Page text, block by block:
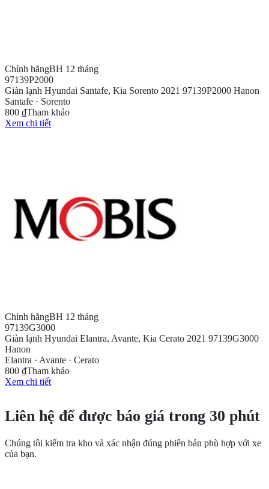
Chính hãngBH 12 tháng
97139P2000
Giàn lạnh Hyundai Santafe, Kia Sorento 2021 97139P2000 Hanon
Santafe · Sorento
800 ₫Tham khảo
Xem chi tiết
Chính hãngBH 12 tháng
97139G3000
Giàn lạnh Hyundai Elantra, Avante, Kia Cerato 2021 97139G3000
Hanon
Elantra · Avante · Cerato
800 ₫Tham khảo
Xem chi tiết
Liên hệ để được báo giá trong 30 phút
Chúng tôi kiểm tra kho và xác nhận đúng phiên bản phù hợp với xe
của bạn.